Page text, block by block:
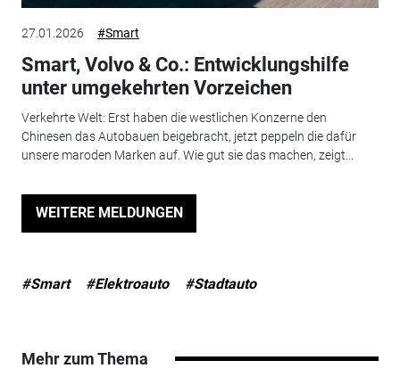
27.01.2026 #Smart
Smart, Volvo & Co.: Entwicklungshilfe
unter umgekehrten Vorzeichen
Verkehrte Welt: Erst haben die westlichen Konzerne den
Chinesen das Autobauen beigebracht, jetzt peppeln die dafür
unsere maroden Marken auf. Wie gut sie das machen, zeigt...
WEITERE MELDUNGEN
#Smart #Elektroauto #Stadtauto
Mehr zum Thema